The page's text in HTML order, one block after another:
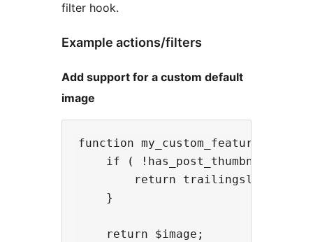
filter hook.
Example actions/filters
Add support for a custom default
image
function
if ( !has_post_thumbnail() )
return trailingslashit(
    }
    return $image;